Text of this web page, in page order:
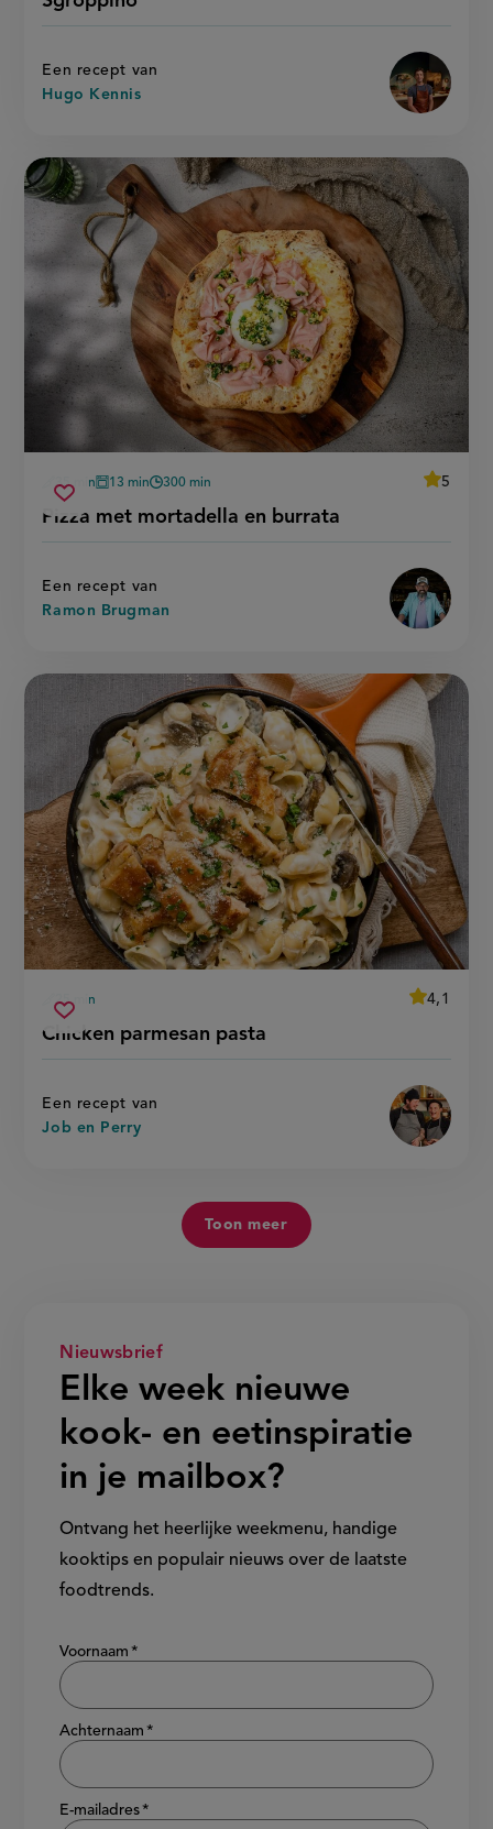
Een recept van
Hugo Kennis
recept
Pizza met mortadella en burrata
voorbereidingstijd
35 min
oventijd
13 min
wachttijd
300 min
average
5
burrata'
Een recept van
Ramon Brugman
Sla
pizza
met
mortadella
burrata
Chicken parmesan pasta
voorbereidingstijd
25 min
average
4,1
Beoordeel
pasta'
Een recept van
Job en Perry
Sla
chicken
parmesan
pasta
Toon meer
Nieuwsbrief
Elke week nieuwe
kook- en eetinspiratie
in je mailbox?
Ontvang het heerlijke weekmenu, handige
kooktips en populair nieuws over de laatste
foodtrends.
Show/hide
Voornaam
Achternaam
E-mailadres